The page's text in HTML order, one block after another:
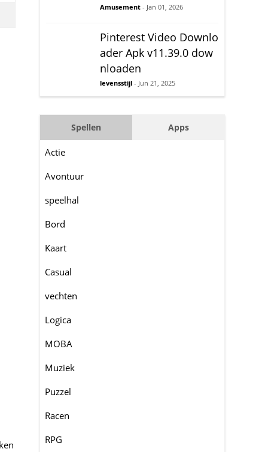
Amusement - Jan 01, 2026
Pinterest Video Downlo
ader Apk v11.39.0 dow
nloaden
levensstijl - Jun 21, 2025
Spellen Apps
Actie
Avontuur
speelhal
Bord
Kaart
Casual
vechten
Logica
MOBA
Muziek
Puzzel
Racen
RPG